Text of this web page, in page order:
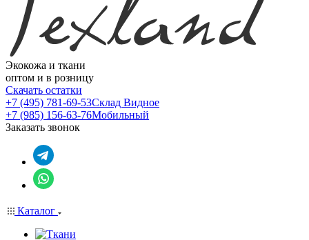
Экокожа и ткани
оптом и в розницу
Скачать остатки
+7 (495) 781-69-53Склад Видное
+7 (985) 156-63-76Мобильный
Заказать звонок
Каталог